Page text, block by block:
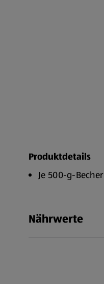
Produktdetails
Je 500-g-Becher
Nährwerte